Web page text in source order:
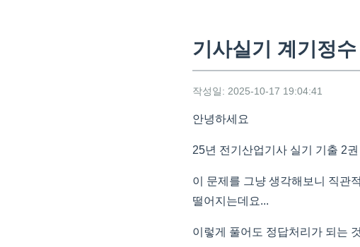
기사실기 계기정
작성일: 2025-10-17 19:04:41
안녕하세요
25년 전기산업기사 실기 기출 2
이 문제를 그냥 생각해보니 직관
떨어지는데요...
이렇게 풀어도 정답처리가 되는